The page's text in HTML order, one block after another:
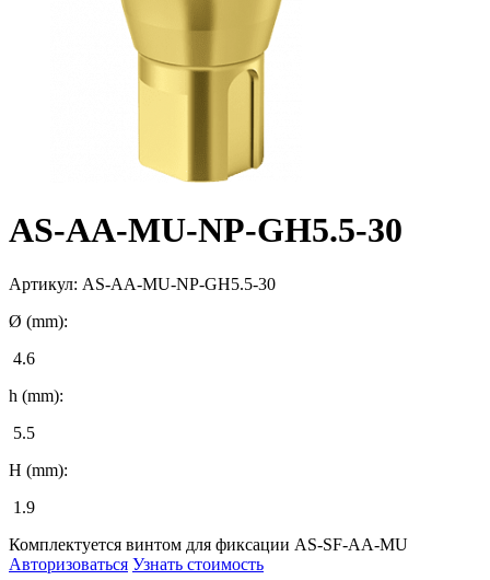
AS-AA-MU-NP-GH5.5-30
Артикул: AS-AA-MU-NP-GH5.5-30
Ø (mm):
4.6
h (mm):
5.5
H (mm):
1.9
Комплектуется винтом для фиксации AS-SF-AA-MU
Авторизоваться Узнать стоимость